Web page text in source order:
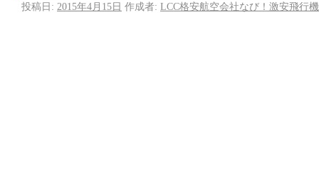
投稿日: 2015年4月15日 作成者: LCC格安航空会社なび！激安飛行